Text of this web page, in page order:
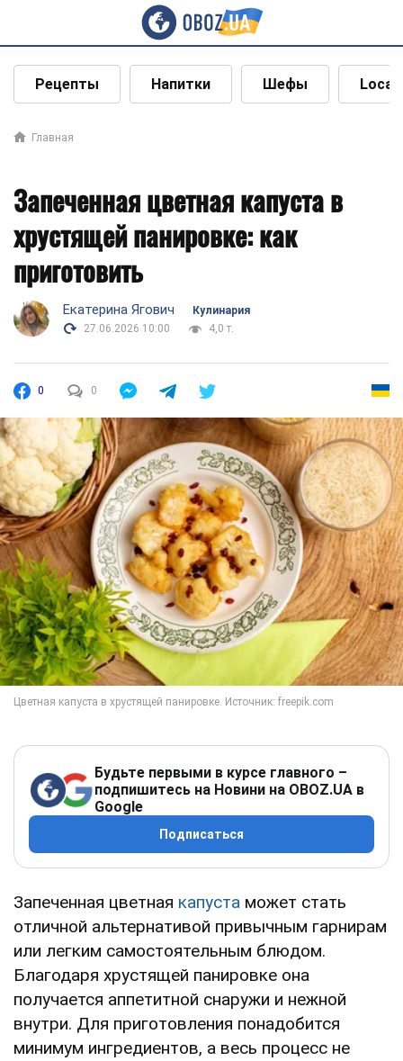
Рецепты Напитки Шефы Local
Главная
Запеченная цветная капуста в
хрустящей панировке: как
приготовить
Екатерина Ягович
Кулинария
27.06.2026 10:00
4,0 т.
0 0
Будьте первыми в курсе главного –
подпишитесь на Новини на OBOZ.UA в
Google
Подписаться
Запеченная цветная капуста может стать
отличной альтернативой привычным гарнирам
или легким самостоятельным блюдом.
Благодаря хрустящей панировке она
получается аппетитной снаружи и нежной
внутри. Для приготовления понадобится
минимум ингредиентов, а весь процесс не